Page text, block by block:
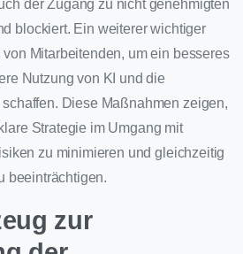
der Zugang zu nicht genehmigten
blockiert. Ein weiterer wichtiger
Mitarbeitenden, um ein besseres
Nutzung von KI und die
Diese Maßnahmen zeigen,
Strategie im Umgang mit
zu minimieren und gleichzeitig
beeinträchtigen.
zur